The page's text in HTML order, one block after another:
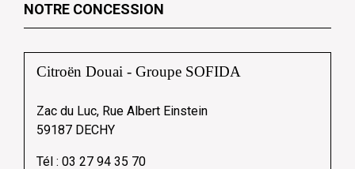
NOTRE CONCESSION
Citroën Douai - Groupe SOFIDA
Zac du Luc, Rue Albert Einstein
59187 DECHY
Tél : 03 27 94 35 70